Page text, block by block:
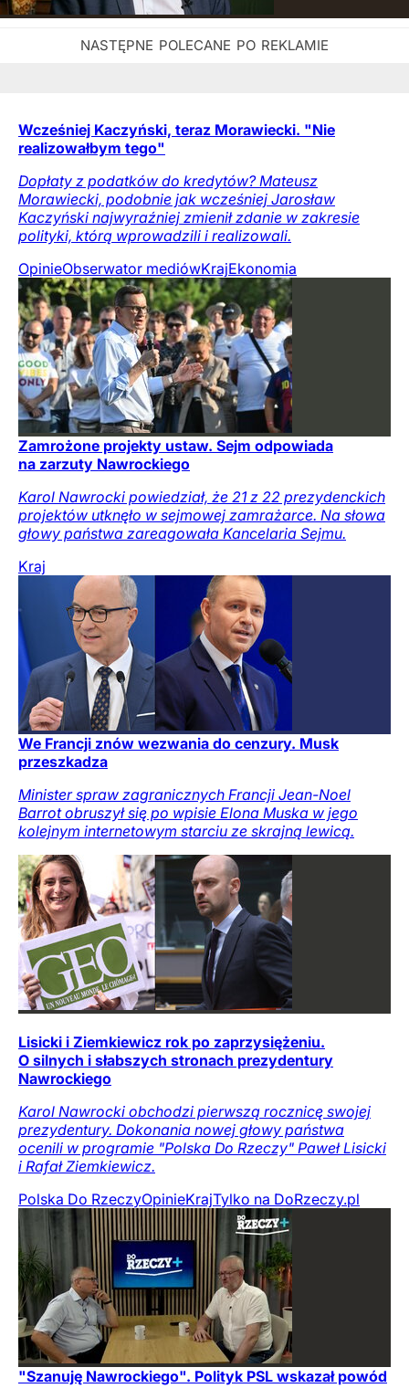
Wcześniej Kaczyński, teraz Morawiecki. "Nie
realizowałbym tego"
Dopłaty z podatków do kredytów? Mateusz
Morawiecki, podobnie jak wcześniej Jarosław
Kaczyński najwyraźniej zmienił zdanie w zakresie
polityki, którą wprowadzili i realizowali.
OpinieObserwator mediówKrajEkonomia
Zamrożone projekty ustaw. Sejm odpowiada
na zarzuty Nawrockiego
Karol Nawrocki powiedział, że 21 z 22 prezydenckich
projektów utknęło w sejmowej zamrażarce. Na słowa
głowy państwa zareagowała Kancelaria Sejmu.
Kraj
We Francji znów wezwania do cenzury. Musk
przeszkadza
Minister spraw zagranicznych Francji Jean-Noel
Barrot obruszył się po wpisie Elona Muska w jego
kolejnym internetowym starciu ze skrajną lewicą.
Lisicki i Ziemkiewicz rok po zaprzysiężeniu.
O silnych i słabszych stronach prezydentury
Nawrockiego
Karol Nawrocki obchodzi pierwszą rocznicę swojej
prezydentury. Dokonania nowej głowy państwa
ocenili w programie "Polska Do Rzeczy" Paweł Lisicki
i Rafał Ziemkiewicz.
Polska Do RzeczyOpinieKrajTylko na DoRzeczy.pl
"Szanuję Nawrockiego". Polityk PSL wskazał powód